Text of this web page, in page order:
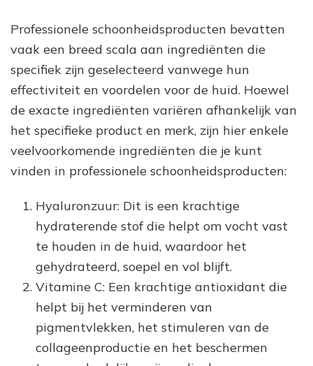
Professionele schoonheidsproducten bevatten
vaak een breed scala aan ingrediënten die
specifiek zijn geselecteerd vanwege hun
effectiviteit en voordelen voor de huid. Hoewel
de exacte ingrediënten variëren afhankelijk van
het specifieke product en merk, zijn hier enkele
veelvoorkomende ingrediënten die je kunt
vinden in professionele schoonheidsproducten:
Hyaluronzuur: Dit is een krachtige
hydraterende stof die helpt om vocht vast
te houden in de huid, waardoor het
gehydrateerd, soepel en vol blijft.
Vitamine C: Een krachtige antioxidant die
helpt bij het verminderen van
pigmentvlekken, het stimuleren van de
collageenproductie en het beschermen